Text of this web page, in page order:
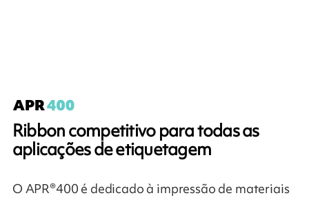
Ribbon competitivo para todas as
aplicações de etiquetagem
O APR®400 é dedicado à impressão de materiais